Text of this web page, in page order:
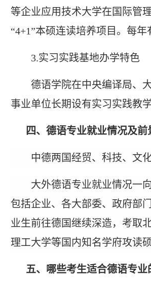
等企业应用技术大学在国际管
“4+1”本硕连读培养项目。每年
3.实习实践基地办学特色
德语学院在中央编译局、
事业单位长期设有实习实践教
四、德语专业就业情况及前
中德两国经贸、科技、文
大外德语专业就业情况一
包括企业、各大部委、政府部
业生前往德国继续深造，考取
理工大学等国内知名学府攻读
五、哪些考生适合德语专业